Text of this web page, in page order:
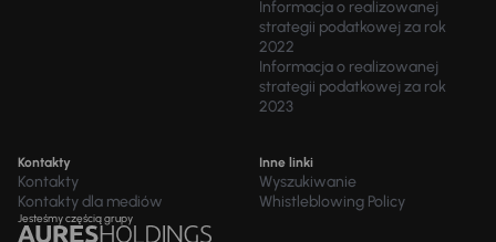
Informacja o realizowanej
strategii podatkowej za rok
2022
Informacja o realizowanej
strategii podatkowej za rok
2023
Kontakty
Kontakty
Kontakty dla mediów
Inne linki
Wyszukiwanie
Whistleblowing Policy
Jesteśmy częścią grupy